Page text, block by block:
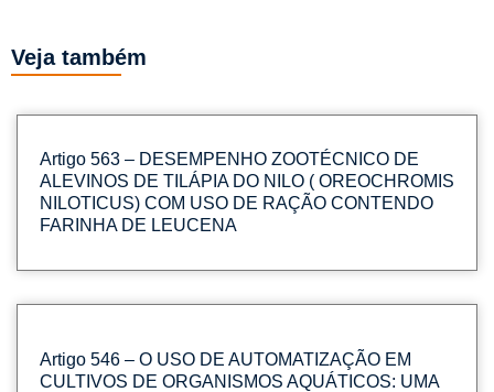
Veja também
Artigo 563 – DESEMPENHO ZOOTÉCNICO DE
ALEVINOS DE TILÁPIA DO NILO ( OREOCHROMIS
NILOTICUS) COM USO DE RAÇÃO CONTENDO
FARINHA DE LEUCENA
Artigo 546 – O USO DE AUTOMATIZAÇÃO EM
CULTIVOS DE ORGANISMOS AQUÁTICOS: UMA